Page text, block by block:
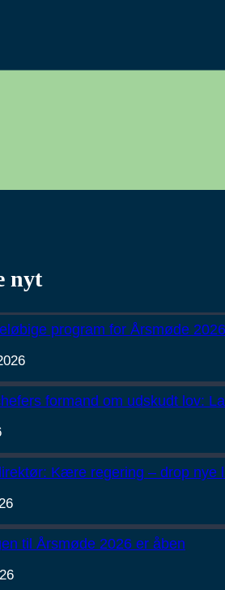
nyt
program for Årsmøde 2026
formand om udskudt lov:
Kære regering – drop nye
til Årsmøde 2026 er åben